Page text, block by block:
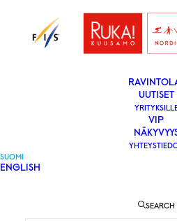
YLEISÖLLE
UUTISET
VIP
SUOMI
ENGLISH
SEARCH